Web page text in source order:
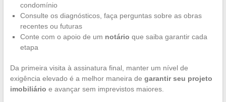
condomínio
Consulte os diagnósticos, faça perguntas sobre as obras
recentes ou futuras
Conte com o apoio de um notário que saiba garantir cada
etapa
Da primeira visita à assinatura final, manter um nível de
exigência elevado é a melhor maneira de garantir seu projeto
imobiliário e avançar sem imprevistos maiores.